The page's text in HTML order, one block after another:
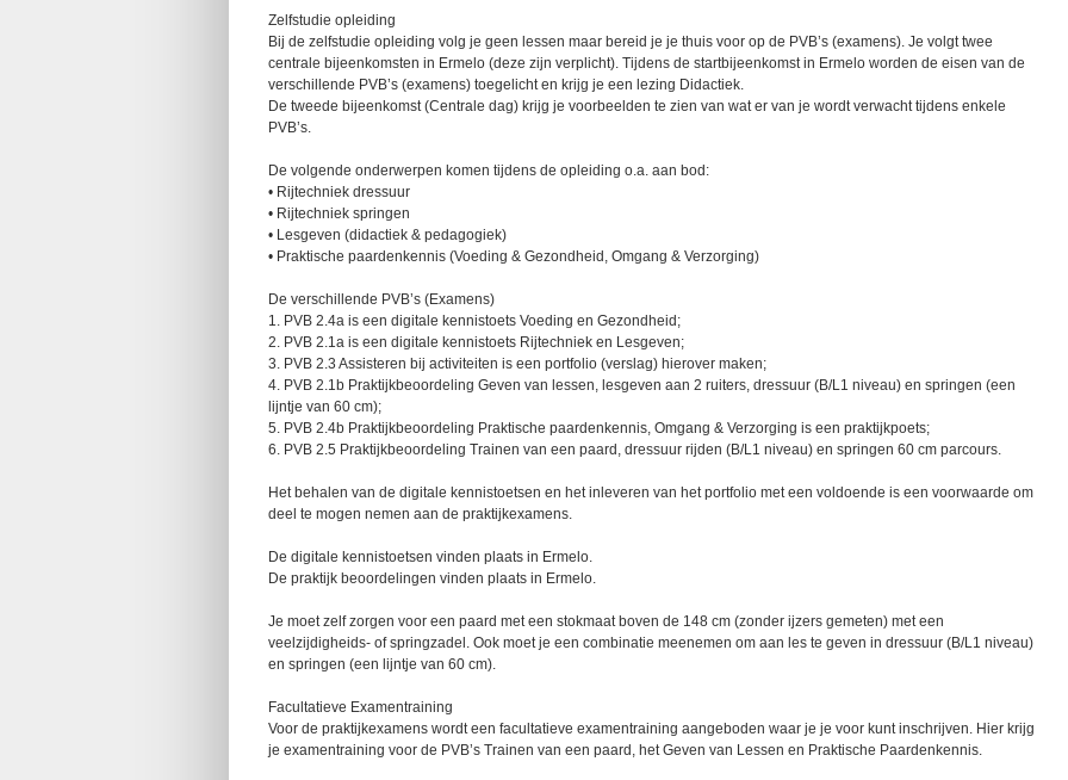
Zelfstudie opleiding
Bij de zelfstudie opleiding volg je geen lessen maar bereid je je thuis voor op de PVB’s (examens). Je volgt twee
centrale bijeenkomsten in Ermelo (deze zijn verplicht). Tijdens de startbijeenkomst in Ermelo worden de eisen van de
verschillende PVB’s (examens) toegelicht en krijg je een lezing Didactiek.
De tweede bijeenkomst (Centrale dag) krijg je voorbeelden te zien van wat er van je wordt verwacht tijdens enkele
PVB’s.
De volgende onderwerpen komen tijdens de opleiding o.a. aan bod:
• Rijtechniek dressuur
• Rijtechniek springen
• Lesgeven (didactiek & pedagogiek)
• Praktische paardenkennis (Voeding & Gezondheid, Omgang & Verzorging)
De verschillende PVB’s (Examens)
1. PVB 2.4a is een digitale kennistoets Voeding en Gezondheid;
2. PVB 2.1a is een digitale kennistoets Rijtechniek en Lesgeven;
3. PVB 2.3 Assisteren bij activiteiten is een portfolio (verslag) hierover maken;
4. PVB 2.1b Praktijkbeoordeling Geven van lessen, lesgeven aan 2 ruiters, dressuur (B/L1 niveau) en springen (een
lijntje van 60 cm);
5. PVB 2.4b Praktijkbeoordeling Praktische paardenkennis, Omgang & Verzorging is een praktijkpoets;
6. PVB 2.5 Praktijkbeoordeling Trainen van een paard, dressuur rijden (B/L1 niveau) en springen 60 cm parcours.
Het behalen van de digitale kennistoetsen en het inleveren van het portfolio met een voldoende is een voorwaarde om
deel te mogen nemen aan de praktijkexamens.
De digitale kennistoetsen vinden plaats in Ermelo.
De praktijk beoordelingen vinden plaats in Ermelo.
Je moet zelf zorgen voor een paard met een stokmaat boven de 148 cm (zonder ijzers gemeten) met een
veelzijdigheids- of springzadel. Ook moet je een combinatie meenemen om aan les te geven in dressuur (B/L1 niveau)
en springen (een lijntje van 60 cm).
Facultatieve Examentraining
Voor de praktijkexamens wordt een facultatieve examentraining aangeboden waar je je voor kunt inschrijven. Hier krijg
je examentraining voor de PVB’s Trainen van een paard, het Geven van Lessen en Praktische Paardenkennis.